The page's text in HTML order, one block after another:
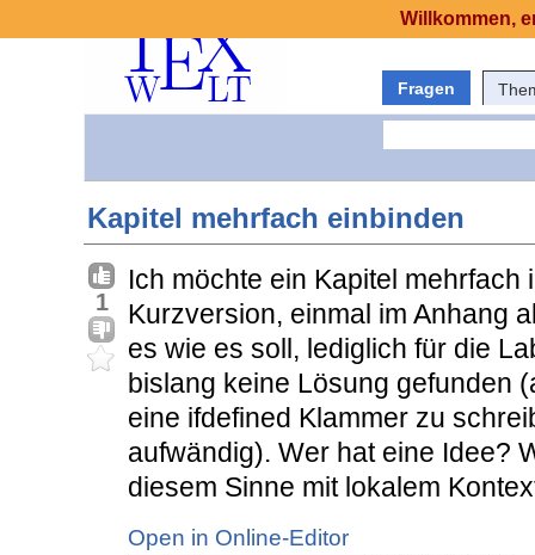
Fragen
Kapitel mehrfach einbinden
1
Ich möchte ein Kapitel
Kurzversion, einmal im Anhang
es wie es soll, lediglich für die
bislang keine Lösung gefunden
eine ifdefined Klammer zu
aufwändig). Wer hat eine Idee?
diesem Sinne mit lokalem
Open in Online-Editor
Willkommen,